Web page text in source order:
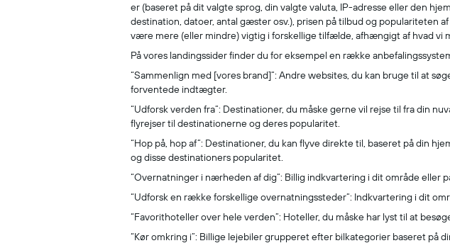
er (baseret på dit valgte sprog, din valgte valuta, IP-adresse eller den
destination, datoer, antal gæster osv.), prisen på tilbud og populariteten
være mere (eller mindre) vigtig i forskellige tilfælde, afhængigt af hvad vi
På vores landingssider finder du for eksempel en række
“Sammenlign med [vores brand]”: Andre websites, du kan bruge til at
forventede indtægter.
“Udforsk verden fra”: Destinationer, du måske gerne vil rejse til fra din
flyrejser til destinationerne og deres popularitet.
“Hop på, hop af”: Destinationer, du kan flyve direkte til, baseret på din
og disse destinationers popularitet.
“Overnatninger i nærheden af dig”: Billig indkvartering i dit område eller
“Udforsk en række forskellige overnatningssteder”: Indkvartering i dit
“Favorithoteller over hele verden”: Hoteller, du måske har lyst til at
“Kør omkring i”: Billige lejebiler grupperet efter bilkategorier baseret på